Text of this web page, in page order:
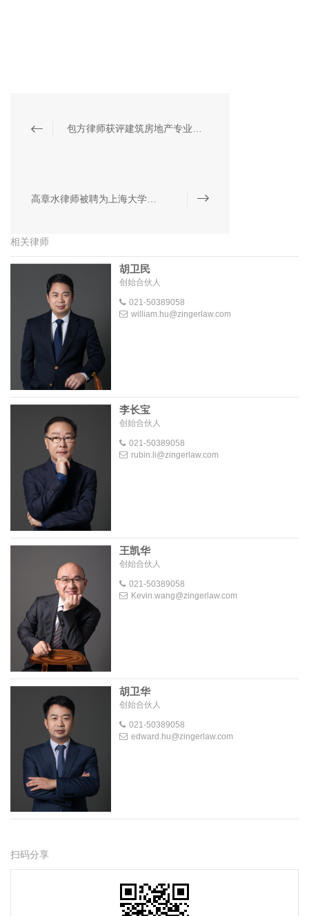
相关律师
胡卫民
创始合伙人
021-50389058
william.hu@zingerlaw.com
李长宝
创始合伙人
021-50389058
rubin.li@zingerlaw.com
王凯华
创始合伙人
021-50389058
Kevin.wang@zingerlaw.com
胡卫华
创始合伙人
021-50389058
edward.hu@zingerlaw.com
扫码分享